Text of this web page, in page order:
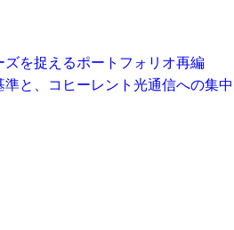
を捉えるポートフォリオ再編
準と、コヒーレント光通信への集中